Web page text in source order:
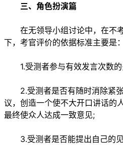
三、角色扮演篇
在无领导小组讨论中，在不
下，考官评价的依据标准主要是：
1.受测者参与有效发言次数的
2.受测者是否有随时消除紧张
议，创造一个使不大开口讲话的
最终使众人达成一致意见;
3.受测者是否能提出自己的见